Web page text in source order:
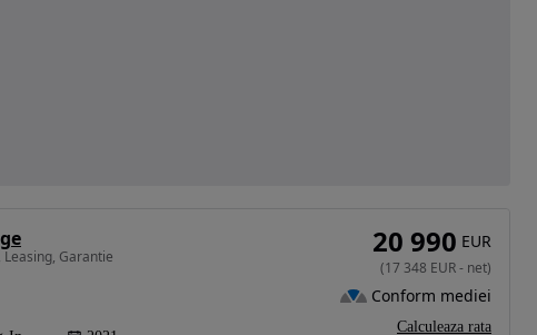
Leasing, Garantie 20 990 EUR
(17 348 EUR- net)
Conform mediei
Calculeaza rata